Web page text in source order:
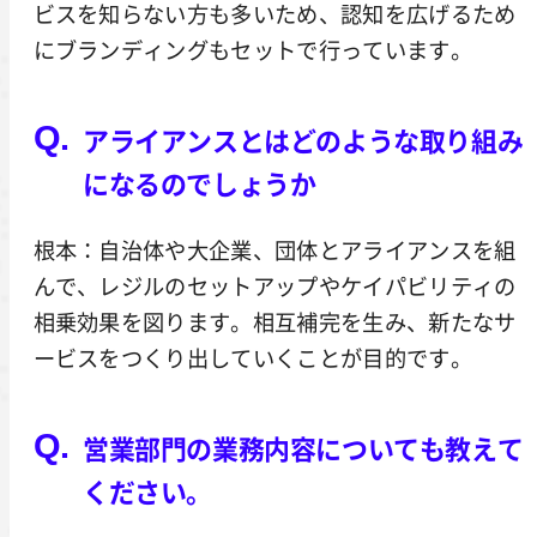
ビスを知らない方も多いため、認知を広げるため
にブランディングもセットで行っています。
アライアンスとはどのような取り組み
になるのでしょうか
根本：自治体や大企業、団体とアライアンスを組
んで、レジルのセットアップやケイパビリティの
相乗効果を図ります。相互補完を生み、新たなサ
ービスをつくり出していくことが目的です。
営業部門の業務内容についても教えて
ください。